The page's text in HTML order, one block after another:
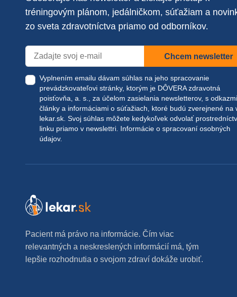
tréningovým plánom, jedálničkom, súťažiam a
zo sveta zdravotníctva priamo od odborníkov.
Chcem newsletter
Vyplnením emailu dávam súhlas na jeho spracovanie
prevádzkovateľovi stránky, ktorým je DÔVERA zdravotná
poisťovňa, a. s., za účelom zasielania newsletterov, s
články a informáciami o súťažiach, ktoré budú zverejnené na
lekar.sk . Svoj súhlas môžete kedykoľvek odvolať
linku priamo v newslettri. Informácie o spracovaní osobných
údajov.
Pacient má právo na informácie. Čím viac
relevantných a neskreslených informácií má, tým
lepšie rozhodnutia o svojom zdraví dokáže urobiť.